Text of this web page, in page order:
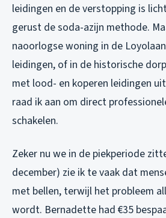
leidingen en de verstopping is
gerust de soda-azijn methode.
naoorlogse woning in de
leidingen, of in de historische
met lood- en koperen leidingen uit
raad ik aan om direct
schakelen.
Zeker nu we in de piekperiode
december) zie ik te vaak dat
met bellen, terwijl het probleem
wordt. Bernadette had €35